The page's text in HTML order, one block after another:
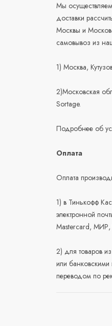
Мы
доставки
Москвы и
самовывоз из
1) Москва,
2)Московская
Sortage.
Подробнее об
Оплата
Оплата
1) в Тинькофф
электронной
Mastercard, МИР,
2) для товаров
или
переводом по